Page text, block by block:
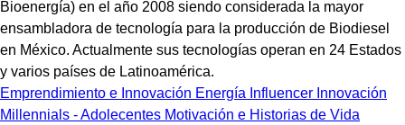
Emprendimiento e Innovación Energía Influencer Innovación
Millennials - Adolecentes Motivación e Historias de Vida